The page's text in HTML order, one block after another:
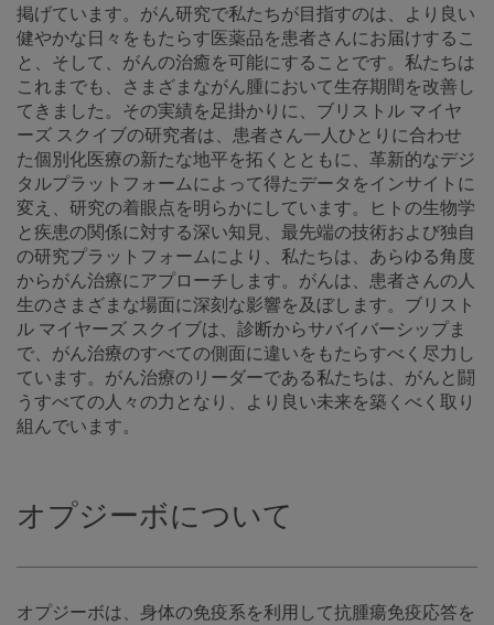
掲げています。がん研究で私たちが目指すのは、より良い
健やかな日々をもたらす医薬品を患者さんにお届けするこ
と、そして、がんの治癒を可能にすることです。私たちは
これまでも、さまざまながん腫において生存期間を改善し
てきました。その実績を足掛かりに、ブリストル マイヤ
ーズ スクイブの研究者は、患者さん一人ひとりに合わせ
た個別化医療の新たな地平を拓くとともに、革新的なデジ
タルプラットフォームによって得たデータをインサイトに
変え、研究の着眼点を明らかにしています。ヒトの生物学
と疾患の関係に対する深い知見、最先端の技術および独自
の研究プラットフォームにより、私たちは、あらゆる角度
からがん治療にアプローチします。がんは、患者さんの人
生のさまざまな場面に深刻な影響を及ぼします。ブリスト
ル マイヤーズ スクイブは、診断からサバイバーシップま
で、がん治療のすべての側面に違いをもたらすべく尽力し
ています。がん治療のリーダーである私たちは、がんと闘
うすべての人々の力となり、より良い未来を築くべく取り
組んでいます。
オプジーボについて
オプジーボは、身体の免疫系を利用して抗腫瘍免疫応答を